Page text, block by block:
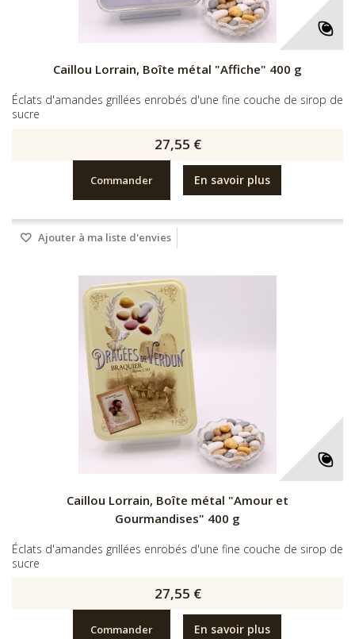
Caillou Lorrain, Boîte métal "Affiche" 400 g
Éclats d'amandes grillées enrobés d'une fine couche de sirop de
sucre
27,55 €
Commander En savoir plus
Ajouter à ma liste d'envies
Caillou Lorrain, Boîte métal "Amour et
Gourmandises" 400 g
Éclats d'amandes grillées enrobés d'une fine couche de sirop de
sucre
27,55 €
Commander En savoir plus